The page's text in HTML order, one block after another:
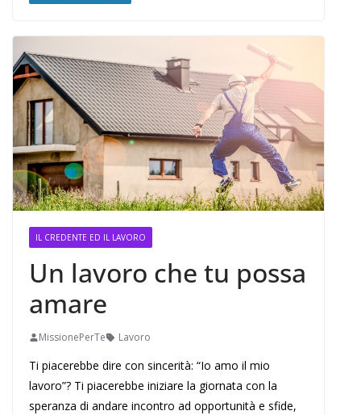
IL CREDENTE ED IL LAVORO
Un lavoro che tu possa
amare
MissionePerTe Lavoro
Ti piacerebbe dire con sincerità: “Io amo il mio
lavoro”? Ti piacerebbe iniziare la giornata con la
speranza di andare incontro ad opportunità e sfide,